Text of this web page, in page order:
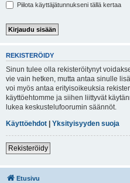
Piilota käyttäjätunnukseni tällä kertaa
REKISTERÖIDY
Sinun tulee olla rekisteröitynyt
vie vain hetken, mutta antaa sinulle
voi myös antaa erityisoikeuksia
käyttöehtomme ja siihen liittyvät
lukea keskustelufoorumin säännöt.
Käyttöehdot | Yksityisyyden suoja
Rekisteröidy
Etusivu